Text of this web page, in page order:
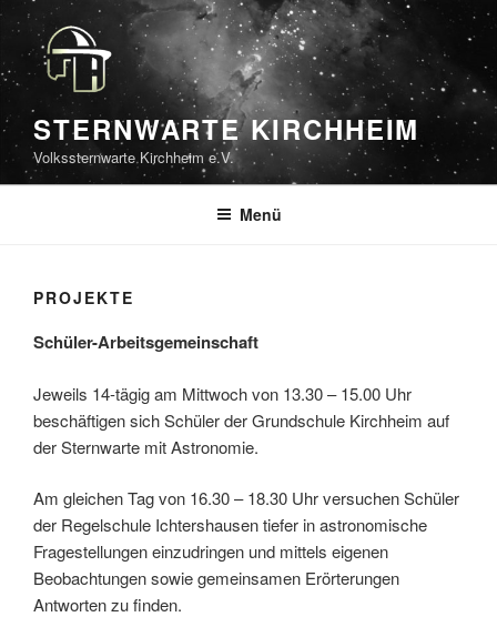
Zum
Inhalt
springen
STERNWARTE KIRCHHEIM
Volkssternwarte Kirchheim e.V.
Menü
PROJEKTE
Schüler-Arbeitsgemeinschaft
Jeweils 14-tägig am Mittwoch von 13.30 – 15.00 Uhr
beschäftigen sich Schüler der Grundschule Kirchheim auf
der Sternwarte mit Astronomie.
Am gleichen Tag von 16.30 – 18.30 Uhr versuchen Schüler
der Regelschule Ichtershausen tiefer in astronomische
Fragestellungen einzudringen und mittels eigenen
Beobachtungen sowie gemeinsamen Erörterungen
Antworten zu finden.